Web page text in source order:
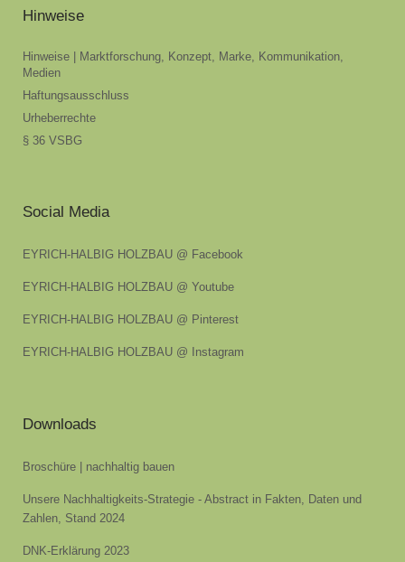
Hinweise
Hinweise | Marktforschung, Konzept, Marke, Kommunikation,
Medien
Haftungsausschluss
Urheberrechte
§ 36 VSBG
Social Media
EYRICH-HALBIG HOLZBAU @ Facebook
EYRICH-HALBIG HOLZBAU @ Youtube
EYRICH-HALBIG HOLZBAU @ Pinterest
EYRICH-HALBIG HOLZBAU @ Instagram
Downloads
Broschüre | nachhaltig bauen
Unsere Nachhaltigkeits-Strategie - Abstract in Fakten, Daten und
Zahlen, Stand 2024
DNK-Erklärung 2023